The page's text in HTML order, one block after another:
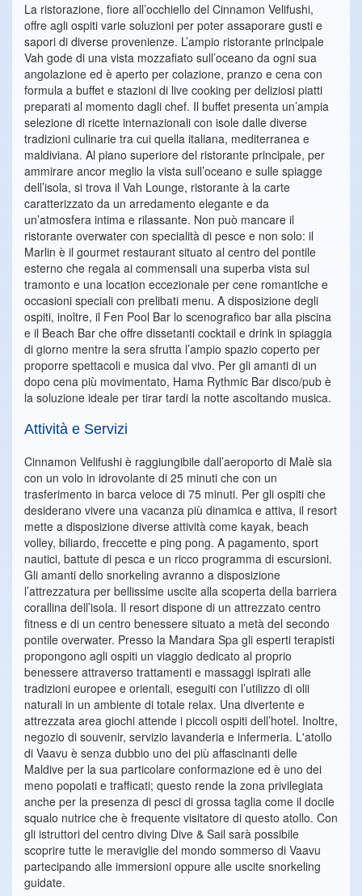
La ristorazione, fiore all’occhiello del Cinnamon Velifushi,
offre agli ospiti varie soluzioni per poter assaporare gusti e
sapori di diverse provenienze. L’ampio ristorante principale
Vah gode di una vista mozzafiato sull’oceano da ogni sua
angolazione ed è aperto per colazione, pranzo e cena con
formula a buffet e stazioni di live cooking per deliziosi piatti
preparati al momento dagli chef. Il buffet presenta un’ampia
selezione di ricette internazionali con isole dalle diverse
tradizioni culinarie tra cui quella italiana, mediterranea e
maldiviana. Al piano superiore del ristorante principale, per
ammirare ancor meglio la vista sull’oceano e sulle spiagge
dell’isola, si trova il Vah Lounge, ristorante à la carte
caratterizzato da un arredamento elegante e da
un’atmosfera intima e rilassante. Non può mancare il
ristorante overwater con specialità di pesce e non solo: il
Marlin è il gourmet restaurant situato al centro del pontile
esterno che regala ai commensali una superba vista sul
tramonto e una location eccezionale per cene romantiche e
occasioni speciali con prelibati menu. A disposizione degli
ospiti, inoltre, il Fen Pool Bar lo scenografico bar alla piscina
e il Beach Bar che offre dissetanti cocktail e drink in spiaggia
di giorno mentre la sera sfrutta l’ampio spazio coperto per
proporre spettacoli e musica dal vivo. Per gli amanti di un
dopo cena più movimentato, Hama Rythmic Bar disco/pub è
la soluzione ideale per tirar tardi la notte ascoltando musica.
Attività e Servizi
Cinnamon Velifushi è raggiungibile dall’aeroporto di Malè sia
con un volo in idrovolante di 25 minuti che con un
trasferimento in barca veloce di 75 minuti. Per gli ospiti che
desiderano vivere una vacanza più dinamica e attiva, il resort
mette a disposizione diverse attività come kayak, beach
volley, biliardo, freccette e ping pong. A pagamento, sport
nautici, battute di pesca e un ricco programma di escursioni.
Gli amanti dello snorkeling avranno a disposizione
l’attrezzatura per bellissime uscite alla scoperta della barriera
corallina dell’isola. Il resort dispone di un attrezzato centro
fitness e di un centro benessere situato a metà del secondo
pontile overwater. Presso la Mandara Spa gli esperti terapisti
propongono agli ospiti un viaggio dedicato al proprio
benessere attraverso trattamenti e massaggi ispirati alle
tradizioni europee e orientali, eseguiti con l’utilizzo di olii
naturali in un ambiente di totale relax. Una divertente e
attrezzata area giochi attende i piccoli ospiti dell’hotel. Inoltre,
negozio di souvenir, servizio lavanderia e infermeria. L'atollo
di Vaavu è senza dubbio uno dei più affascinanti delle
Maldive per la sua particolare conformazione ed è uno dei
meno popolati e trafficati; questo rende la zona privilegiata
anche per la presenza di pesci di grossa taglia come il docile
squalo nutrice che è frequente visitatore di questo atollo. Con
gli istruttori del centro diving Dive & Sail sarà possibile
scoprire tutte le meraviglie del mondo sommerso di Vaavu
partecipando alle immersioni oppure alle uscite snorkeling
guidate.